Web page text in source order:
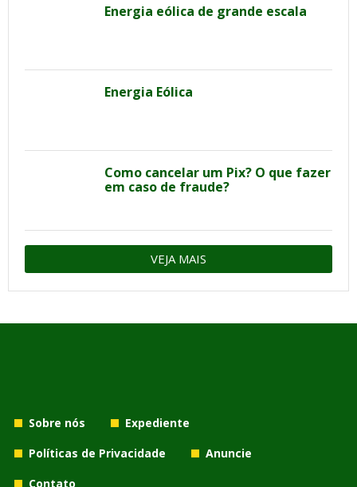
Energia eólica de grande escala
Energia Eólica
Como cancelar um Pix? O que fazer
em caso de fraude?
VEJA MAIS
Sobre nós
Expediente
Políticas de Privacidade
Anuncie
Contato